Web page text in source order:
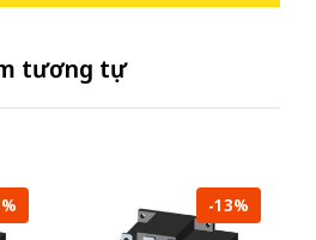
tương tự
-13%